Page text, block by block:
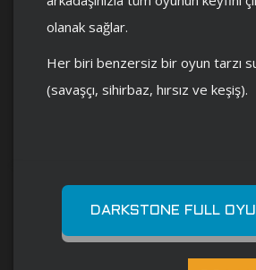
olanak sağlar.
Her biri benzersiz bir oyun tarzı
(savaşçı, sihirbaz, hırsız ve keşiş).
DARKSTONE FULL